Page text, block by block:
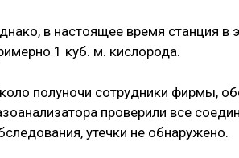
в настоящее время станция в
1 куб. м. кислорода.
полуночи сотрудники фирмы,
проверили все
утечки не обнаружено.